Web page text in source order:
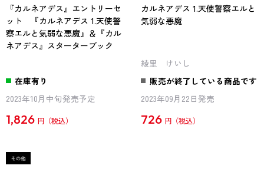
『カルネアデス』エントリーセ
ット 『カルネアデス 1.天使警
察エルと気弱な悪魔』＆『カル
ネアデス』スターターブック
在庫有り
2023年10月中旬発売予定
1,826 円
カルネアデス 1.天使警察エルと
気弱な悪魔
綾里 けいし
販売が終了している商品です
2023年09月22日発売
726 円